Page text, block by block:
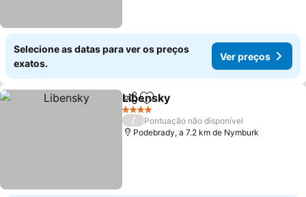
Selecione as datas para ver os preços
exatos.
Ver preços
PartilharAdicionar aos favoritos
Libensky
4 Estrelas
/
Pontuação não disponível
Podebrady, a 7.2 km de Nymburk